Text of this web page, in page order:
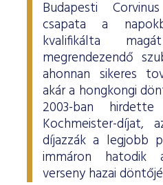
Budapesti
csapata a
kvalifikálta
megrendezendő
ahonnan sikeres
akár a hongkongi
2003-ban
Kochmeister-díjat,
díjazzák a legjobb
immáron hatodik
verseny hazai